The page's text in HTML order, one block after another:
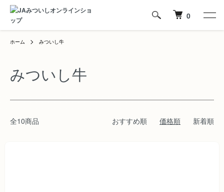
0
ホーム みついし牛
みついし牛
全10商品 おすすめ順 価格順 新着順